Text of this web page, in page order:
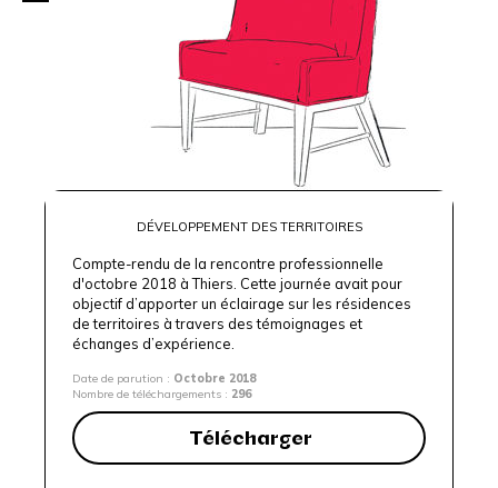
DÉVELOPPEMENT DES TERRITOIRES
Compte-rendu de la rencontre professionnelle
d'octobre 2018 à Thiers. Cette journée avait pour
objectif d’apporter un éclairage sur les résidences
de territoires à travers des témoignages et
échanges d’expérience.
Date de parution : Octobre 2018
Nombre de téléchargements : 296
Télécharger